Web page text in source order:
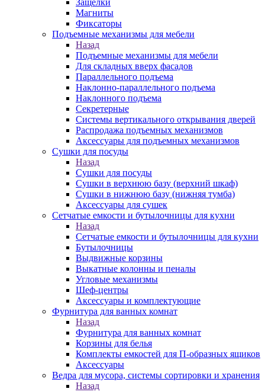
Защелки
Магниты
Фиксаторы
Подъемные механизмы для мебели
Назад
Подъемные механизмы для мебели
Для складных вверх фасадов
Параллельного подъема
Наклонно-параллельного подъема
Наклонного подъема
Секретерные
Системы вертикального открывания дверей
Распродажа подъемных механизмов
Аксессуары для подъемных механизмов
Сушки для посуды
Назад
Сушки для посуды
Сушки в верхнюю базу (верхний шкаф)
Сушки в нижнюю базу (нижняя тумба)
Аксессуары для сушек
Сетчатые емкости и бутылочницы для кухни
Назад
Сетчатые емкости и бутылочницы для кухни
Бутылочницы
Выдвижные корзины
Выкатные колонны и пеналы
Угловые механизмы
Шеф-центры
Аксессуары и комплектующие
Фурнитура для ванных комнат
Назад
Фурнитура для ванных комнат
Корзины для белья
Комплекты емкостей для П-образных ящиков
Аксессуары
Ведра для мусора, системы сортировки и хранения
Назад